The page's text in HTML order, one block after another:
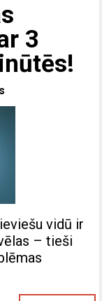
3
vidū ir
– tieši